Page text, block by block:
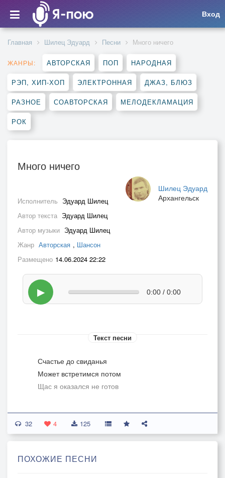
Вход
Главная Шилец Эдуард Песни Много ничего
ЖАНРЫ: АВТОРСКАЯ ПОП НАРОДНАЯ
РЭП, ХИП-ХОП ЭЛЕКТРОННАЯ ДЖАЗ, БЛЮЗ
РАЗНОЕ СОАВТОРСКАЯ МЕЛОДЕКЛАМАЦИЯ
РОК
Много ничего
Шилец Эдуард
Архангельск
Исполнитель Эдуард Шилец
Автор текста Эдуард Шилец
Автор музыки Эдуард Шилец
Жанр Авторская , Шансон
Размещено 14.06.2024 22:22
▶ 0:00 / 0:00
Текст песни
Счастье до свиданья
Может встретимся потом
Щас я оказался не готов
И свежо придание
Только верится с трудом
Про успех, богатство и любовь
ПРИПЕВ:Слишком мало всего
32 4 125
ПОХОЖИЕ ПЕСНИ